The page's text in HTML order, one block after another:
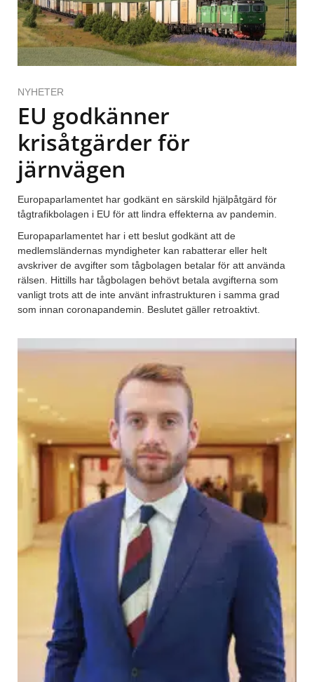
NYHETER
EU godkänner
krisåtgärder för
järnvägen
Europaparlamentet har godkänt en särskild hjälpåtgärd för
tågtrafikbolagen i EU för att lindra effekterna av pandemin.
Europaparlamentet har i ett beslut godkänt att de
medlemsländernas myndigheter kan rabatterar eller helt
avskriver de avgifter som tågbolagen betalar för att använda
rälsen. Hittills har tågbolagen behövt betala avgifterna som
vanligt trots att de inte använt infrastrukturen i samma grad
som innan coronapandemin. Beslutet gäller retroaktivt.